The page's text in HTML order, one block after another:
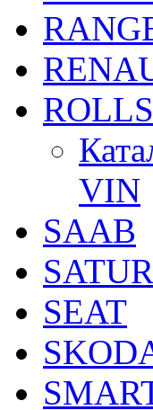
VIN
SAAB
SEAT